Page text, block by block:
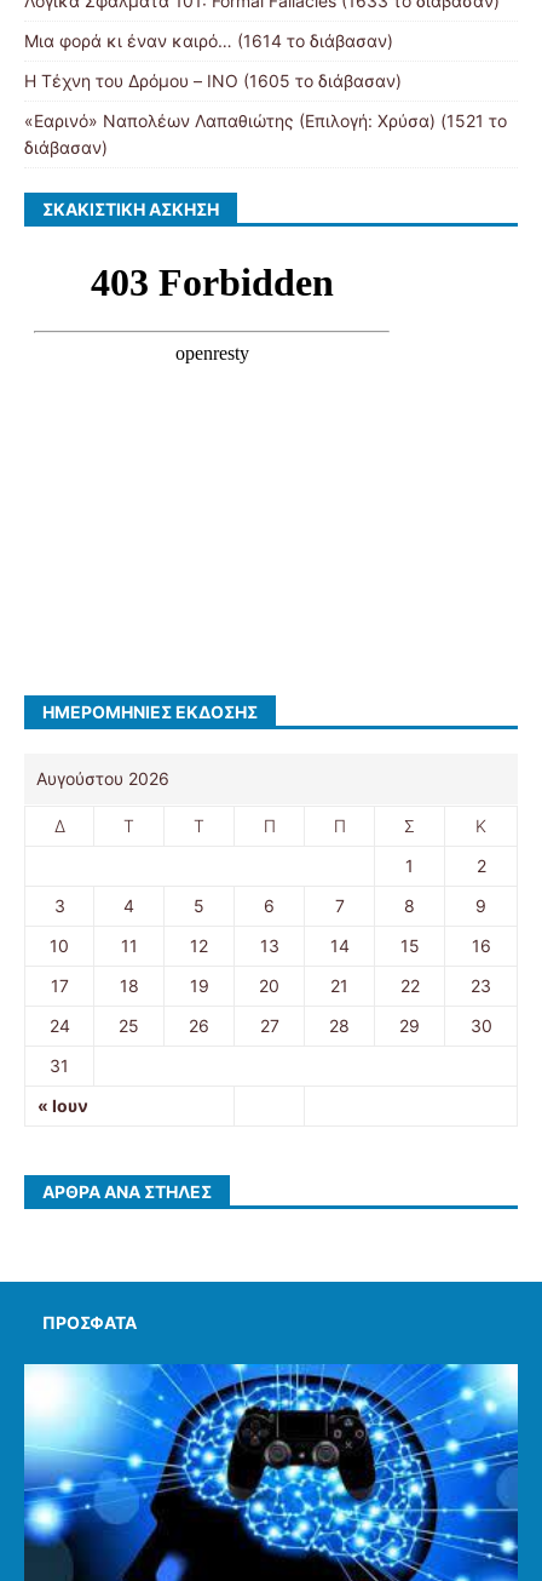
Μια φορά κι έναν καιρό… (1614 το διάβασαν)
Η Τέχνη του Δρόμου – ΙΝΟ (1605 το διάβασαν)
«Εαρινό» Ναπολέων Λαπαθιώτης (Επιλογή: Χρύσα) (1521 το
διάβασαν)
ΣΚΑΚΙΣΤΙΚΉ ΆΣΚΗΣΗ
ΗΜΕΡΟΜΗΝΊΕΣ ΈΚΔΟΣΗΣ
Αυγούστου 2026
Δ Τ Τ Π Π Σ Κ
« Ιουν
1
2
3
4 5 6 7 8
9
10
11 12 13 14 15
16
17
18 19 20 21 22
23
24
25 26 27 28 29
30
31
ΆΡΘΡΑ ΑΝΆ ΣΤΉΛΕΣ
ΠΡΌΣΦΑΤΑ